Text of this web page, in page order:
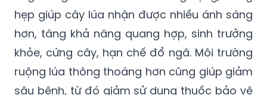
hẹp giúp cây lúa nhận được nhiều ánh sáng
hơn, tăng khả năng quang hợp, sinh trưởng
khỏe, cứng cây, hạn chế đổ ngã. Môi trường
ruộng lúa thông thoáng hơn cũng giúp giảm
sâu bệnh, từ đó giảm sử dụng thuốc bảo vệ